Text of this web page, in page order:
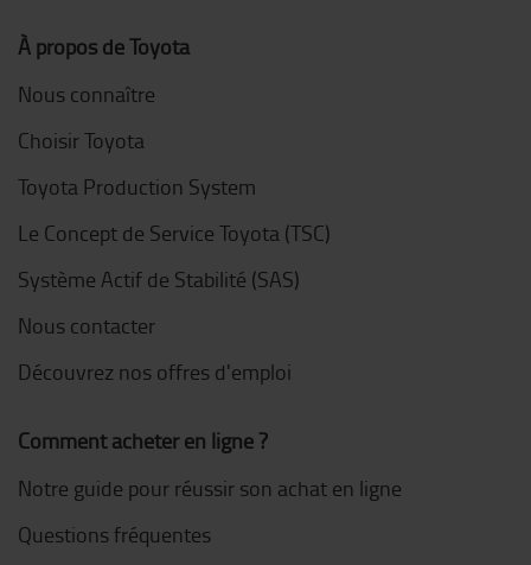
À propos de Toyota
Nous connaître
Choisir Toyota
Toyota Production System
Le Concept de Service Toyota (TSC)
Système Actif de Stabilité (SAS)
Nous contacter
Découvrez nos offres d'emploi
Comment acheter en ligne ?
Notre guide pour réussir son achat en ligne
Questions fréquentes